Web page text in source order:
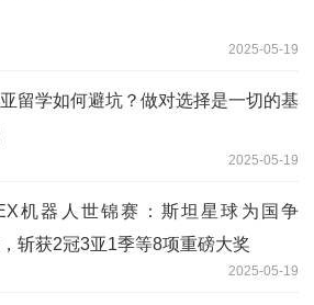
2025-05-19
留学如何避坑？做对选择是一切的基
2025-05-19
机器人世锦赛：斯坦星球为国争
斩获2冠3亚1季等8项重磅大奖
2025-05-19